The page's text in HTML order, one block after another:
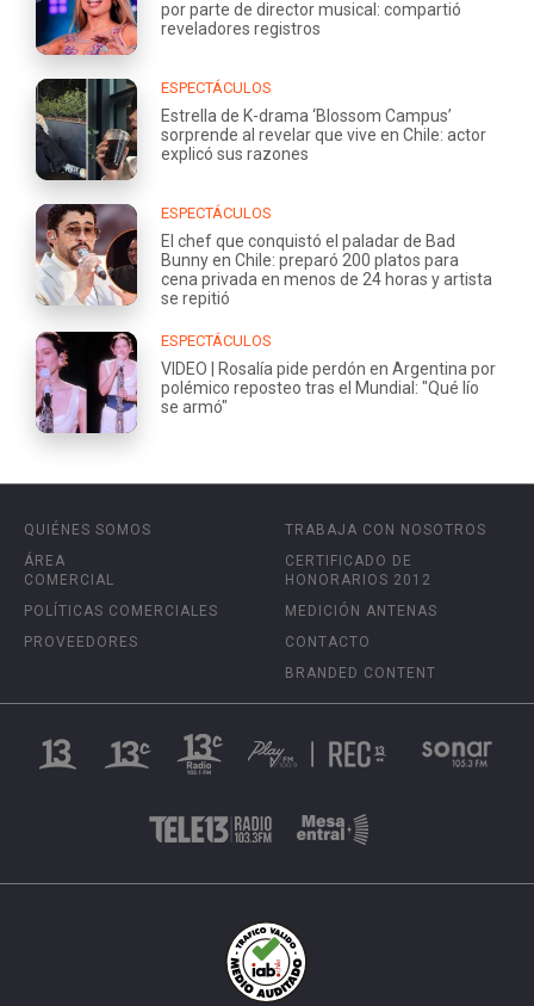
por parte de director musical: compartió
reveladores registros
ESPECTÁCULOS
Estrella de K-drama ‘Blossom Campus’
sorprende al revelar que vive en Chile: actor
explicó sus razones
ESPECTÁCULOS
El chef que conquistó el paladar de Bad
Bunny en Chile: preparó 200 platos para
cena privada en menos de 24 horas y artista
se repitió
ESPECTÁCULOS
VIDEO | Rosalía pide perdón en Argentina por
polémico reposteo tras el Mundial: "Qué lío
se armó"
QUIÉNES SOMOS
ÁREA
COMERCIAL
POLÍTICAS COMERCIALES
PROVEEDORES
TRABAJA CON NOSOTROS
CERTIFICADO DE
HONORARIOS 2012
MEDICIÓN ANTENAS
CONTACTO
BRANDED CONTENT